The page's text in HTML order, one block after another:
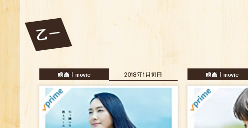
乙一
映画｜movie 2018年1月14日 映画｜movie